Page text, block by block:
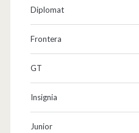
Diplomat
Frontera
GT
Insignia
Junior